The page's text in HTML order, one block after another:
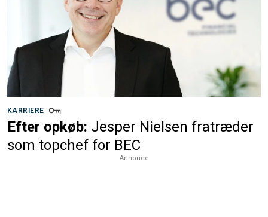
KARRIERE
Efter opkøb: Jesper Nielsen fratræder
som topchef for BEC
Annonce